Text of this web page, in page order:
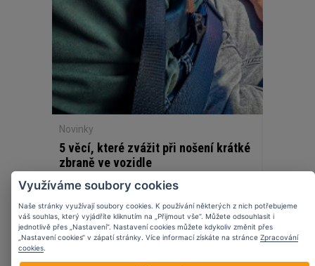
Novinky
5 věcí, které zvážit při nošení krátké
zbraně ve vozidle
07 11 2023
Využíváme soubory cookies
Naše stránky využívají soubory cookies. K používání některých z nich potřebujeme
váš souhlas, který vyjádříte kliknutím na „Přijmout vše“. Můžete odsouhlasit i
jednotlivě přes „Nastavení“. Nastavení cookies můžete kdykoliv změnit přes
„Nastavení cookies“ v zápatí stránky. Více informací získáte na stránce Zpracování
cookies